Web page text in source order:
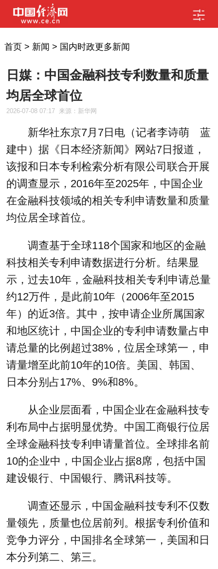
首页> 新闻 > 国内时政更多新闻
日媒：中国金融科技专利数量和质量
均居全球首位
2026-07-08 07:17 来源：新华网
新华社东京7月7日电（记者李诗萌 蓝
建中）据《日本经济新闻》网站7日报道，
该报和日本专利检索分析有限公司联合开展
的调查显示，2016年至2025年，中国企业
在金融科技领域的相关专利申请数量和质量
均位居全球首位。
调查基于全球118个国家和地区的金融
科技相关专利申请数据进行分析。结果显
示，过去10年，金融科技相关专利申请总量
约12万件，是此前10年（2006年至2015
年）的近3倍。其中，按申请企业所属国家
和地区统计，中国企业的专利申请数量占申
请总量的比例超过38%，位居全球第一，申
请量增至此前10年的10倍。美国、韩国、
日本分别占17%、9%和8%。
从企业层面看，中国企业在金融科技专
利布局中占据明显优势。中国工商银行位居
全球金融科技专利申请量首位。全球排名前
10的企业中，中国企业占据8席，包括中国
建设银行、中国银行、腾讯科技等。
调查还显示，中国金融科技专利不仅数
量领先，质量也位居前列。根据专利价值和
竞争力评分，中国排名全球第一，美国和日
本分列第二、第三。